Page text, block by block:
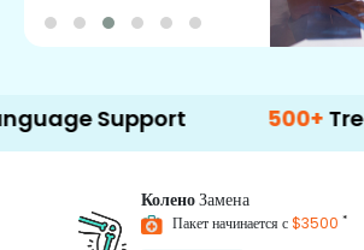
500+
КоленоЗамена
Пакет начинается с$3500 *